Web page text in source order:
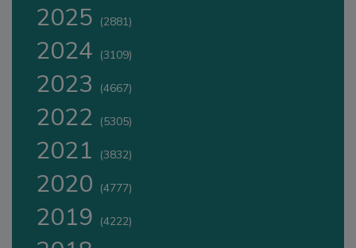
2025 (2881)
2024 (3109)
2023 (4667)
2022 (5305)
2021 (3832)
2020 (4777)
2019 (4222)